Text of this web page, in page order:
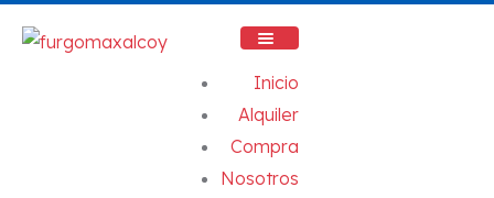
Inicio
Alquiler
Compra
Nosotros